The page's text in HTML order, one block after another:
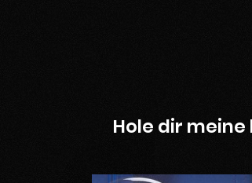
Hole dir meine